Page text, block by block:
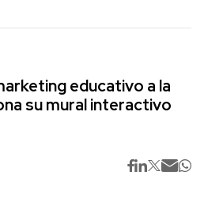
educativo a la
su mural interactivo